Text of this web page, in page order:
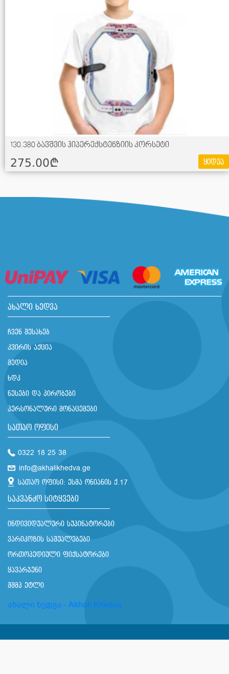
130.380 ბავშვის ჰიპერექსტენზიის კორსეტი
275.00¢ ყიდვა
ახალი ხედვა
ჩვენ შესახებ
კვირის აქცია
მედია
ხდკ
წესები და პირობები
პერსონალური მონაცემები
სათაო ოფისი
0322 18 25 38
info@akhalikhedva.ge
სათაო ოფისი: ესმა ონიანის ქ.17
საკვანძო სიტყვები
ინდივიდუალური სუპინატორები
ვარიკოზის საშუალებები
ორთოპედიული ფიქსატორები
ყავარჯენი
შშმპ ეტლი
ახალი ხედვა - Akhali Khedva